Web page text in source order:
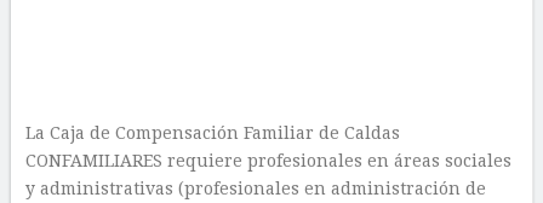
La Caja de Compensación Familiar de Caldas
CONFAMILIARES requiere profesionales en áreas sociales
y administrativas (profesionales en administración de